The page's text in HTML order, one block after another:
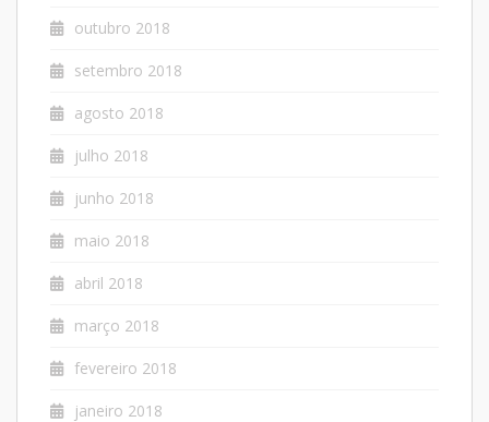
outubro 2018
setembro 2018
agosto 2018
julho 2018
junho 2018
maio 2018
abril 2018
março 2018
fevereiro 2018
janeiro 2018